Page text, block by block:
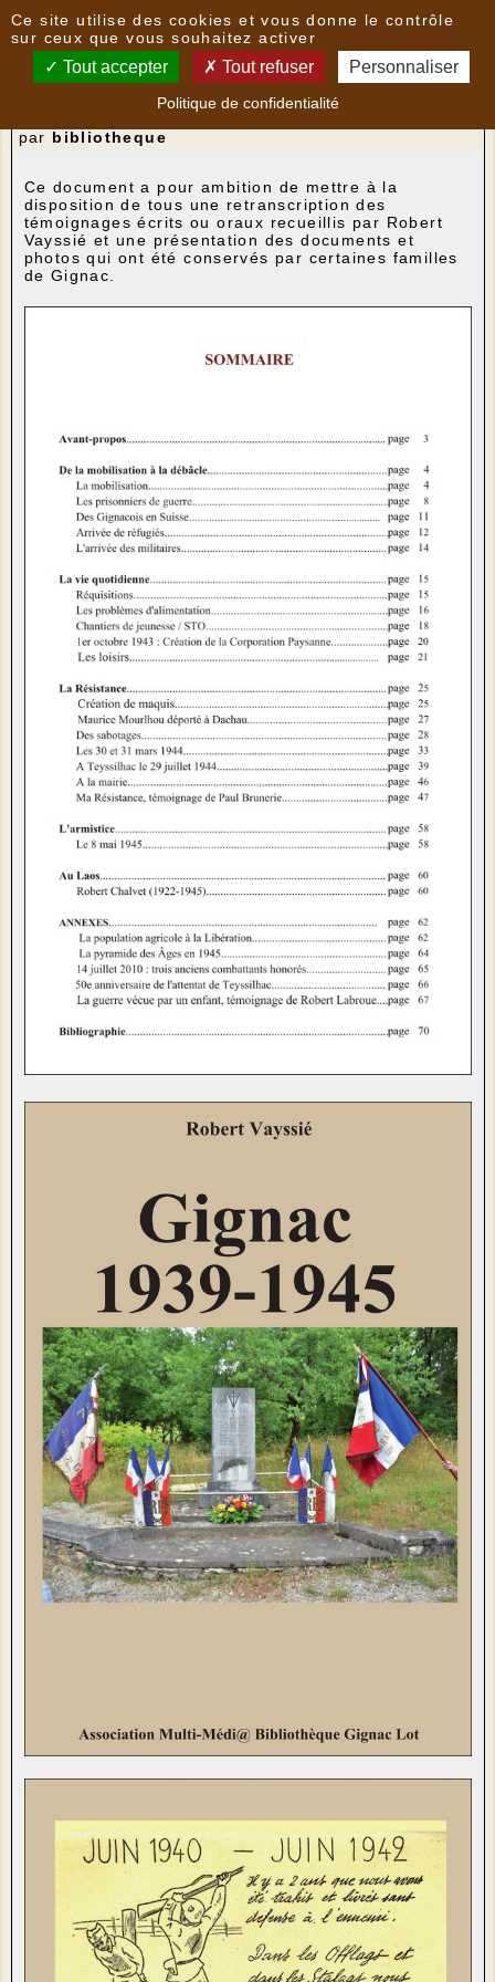
Nouvelles
Une nouvelle brochure consacrée à l'histoire de
par bibliotheque
Ce document a pour ambition de mettre à la
disposition de tous une retranscription des
témoignages écrits ou oraux recueillis par Robert
Vayssié et une présentation des documents et
photos qui ont été conservés par certaines familles
de Gignac.
Ce site utilise des cookies et vous donne le contrôle
sur ceux que vous souhaitez activer
Tout accepter Tout refuser Personnaliser
Politique de confidentialité